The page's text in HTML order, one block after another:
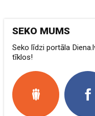
SEKO MUMS
Seko līdzi portāla
tīklos!